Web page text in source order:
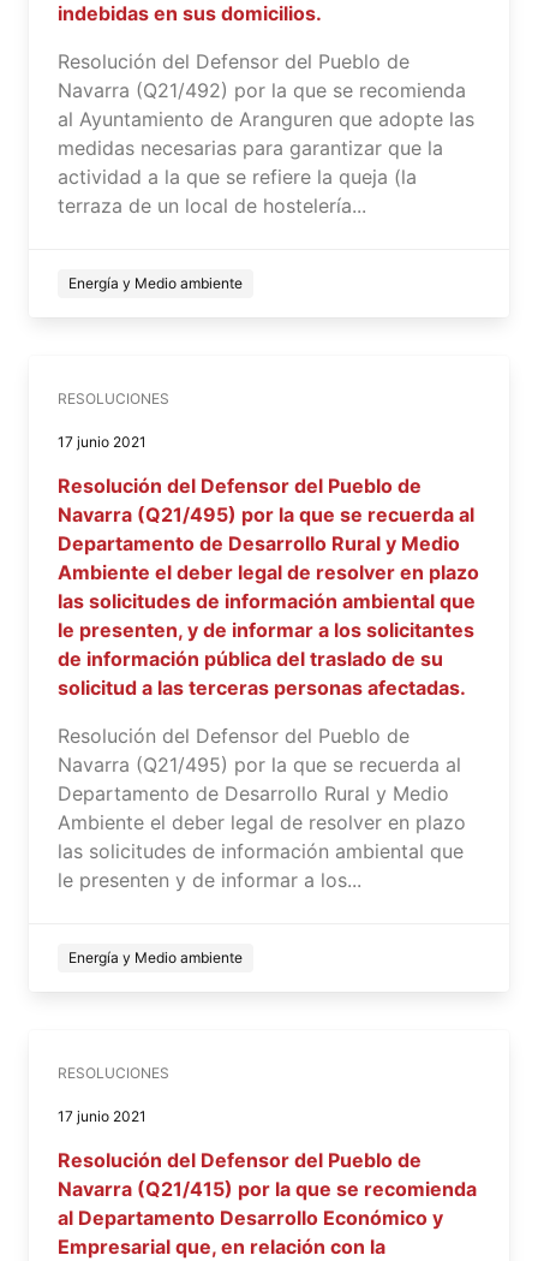
indebidas en sus domicilios.
Resolución del Defensor del Pueblo de
Navarra (Q21/492) por la que se recomienda
al Ayuntamiento de Aranguren que adopte las
medidas necesarias para garantizar que la
actividad a la que se refiere la queja (la
terraza de un local de hostelería...
Energía y Medio ambiente
RESOLUCIONES
17 junio 2021
Resolución del Defensor del Pueblo de
Navarra (Q21/495) por la que se recuerda al
Departamento de Desarrollo Rural y Medio
Ambiente el deber legal de resolver en plazo
las solicitudes de información ambiental que
le presenten, y de informar a los solicitantes
de información pública del traslado de su
solicitud a las terceras personas afectadas.
Resolución del Defensor del Pueblo de
Navarra (Q21/495) por la que se recuerda al
Departamento de Desarrollo Rural y Medio
Ambiente el deber legal de resolver en plazo
las solicitudes de información ambiental que
le presenten y de informar a los...
Energía y Medio ambiente
RESOLUCIONES
17 junio 2021
Resolución del Defensor del Pueblo de
Navarra (Q21/415) por la que se recomienda
al Departamento Desarrollo Económico y
Empresarial que, en relación con la